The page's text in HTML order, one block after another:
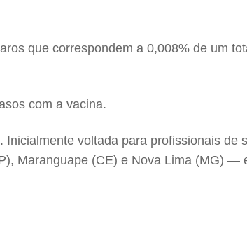
que correspondem a 0,008% de um
com a vacina.
voltada para profissionais de
Maranguape (CE) e Nova Lima (MG) —